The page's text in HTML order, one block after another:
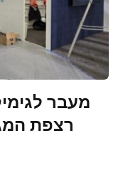
מעבר
רצפת